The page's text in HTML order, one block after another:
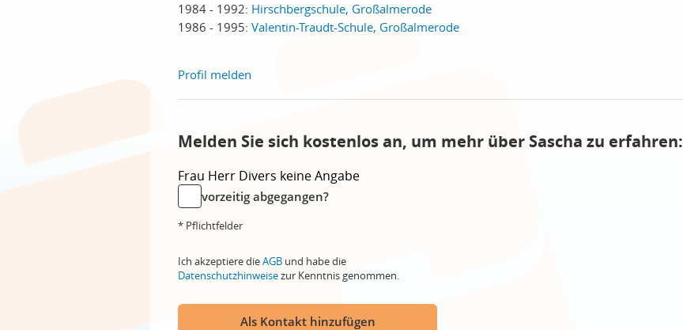
1984 - 1992: Hirschbergschule, Großalmerode
1986 - 1995: Valentin-Traudt-Schule, Großalmerode
Profil melden
Melden Sie sich kostenlos an, um mehr über Sascha zu erfahren:
Frau Herr Divers keine Angabe
vorzeitig abgegangen?
* Pflichtfelder
Ich akzeptiere dieAGB und habe die
Datenschutzhinweisezur Kenntnis genommen.
Als Kontakt hinzufügen